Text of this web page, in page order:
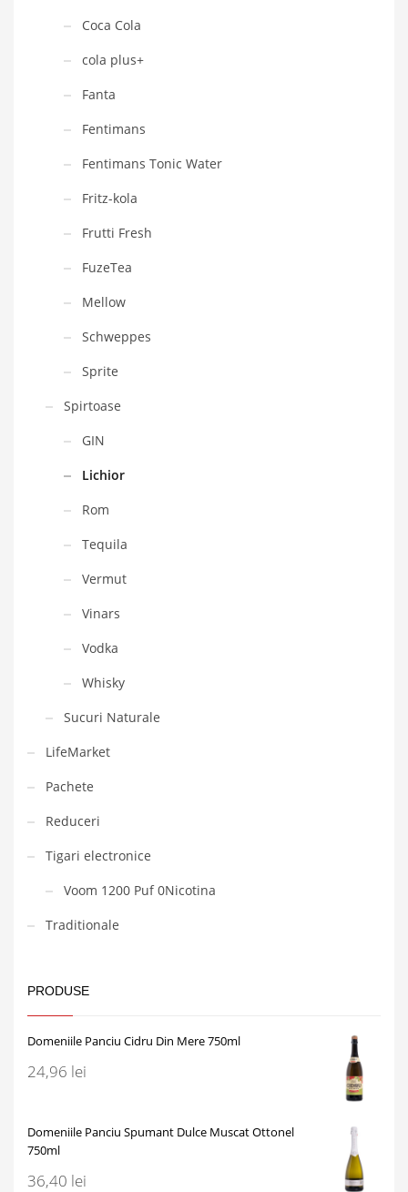
Coca Cola
cola plus+
Fanta
Fentimans
Fentimans Tonic Water
Fritz-kola
Frutti Fresh
FuzeTea
Mellow
Schweppes
Sprite
Spirtoase
GIN
Lichior
Rom
Tequila
Vermut
Vinars
Vodka
Whisky
Sucuri Naturale
LifeMarket
Pachete
Reduceri
Tigari electronice
Voom 1200 Puf 0Nicotina
Traditionale
PRODUSE
Domeniile Panciu Cidru Din Mere 750ml
24,96 lei
Domeniile Panciu Spumant Dulce Muscat Ottonel
750ml
36,40 lei